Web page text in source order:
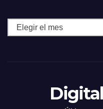
Archivos